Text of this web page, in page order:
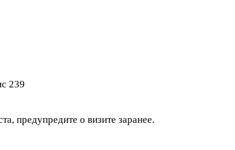
239
предупредите о визите заранее.